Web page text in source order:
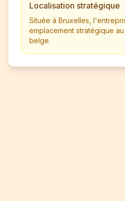
Localisation stratégique
Située à Bruxelles,
emplacement stratégique
belge.